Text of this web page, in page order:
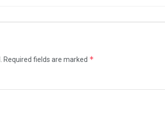
Required fields are marked *